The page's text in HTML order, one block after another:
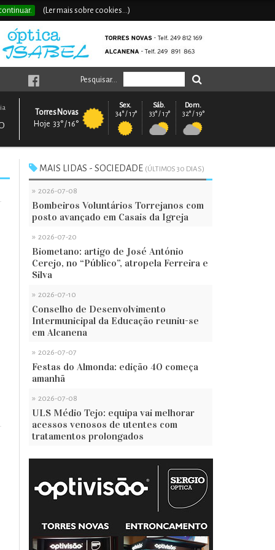
(Ler mais sobre cookies...)
Pesquisar...
Dom.
32° / 19°
Sáb.
33° / 17°
Sex.
34° / 17°
Torres Novas
Hoje 33° / 16°
MAIS LIDAS - SOCIEDADE (ÚLTIMOS 30 DIAS)
» 2026-07-08
Bombeiros Voluntários Torrejanos com
posto avançado em Casais da Igreja
» 2026-07-20
Biometano: artigo de José António
Cerejo, no “Público”, atropela Ferreira e
Silva
» 2026-07-10
Conselho de Desenvolvimento
Intermunicipal da Educação reuniu-se
em Alcanena
» 2026-07-07
Festas do Almonda: edição 40 começa
amanhã
» 2026-07-08
ULS Médio Tejo: equipa vai melhorar
acessos venosos de utentes com
tratamentos prolongados